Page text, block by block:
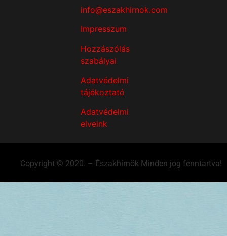
info@eszakhirnok.com
Impresszum
Hozzászólás
szabályai
Adatvédelmi
tájékoztató
Adatvédelmi
elveink
Copyright © 2020. – Északhírnök Minden jog fenntartva!